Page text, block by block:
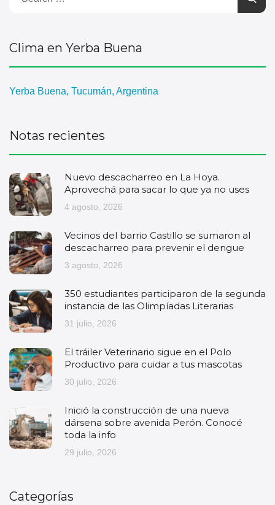
Clima en Yerba Buena
Yerba Buena, Tucumán, Argentina
Notas recientes
Nuevo descacharreo en La Hoya.
Aprovechá para sacar lo que ya no uses
4 agosto, 2026
Vecinos del barrio Castillo se sumaron al
descacharreo para prevenir el dengue
3 agosto, 2026
350 estudiantes participaron de la segunda
instancia de las Olimpíadas Literarias
31 julio, 2026
El tráiler Veterinario sigue en el Polo
Productivo para cuidar a tus mascotas
30 julio, 2026
Inició la construcción de una nueva
dársena sobre avenida Perón. Conocé
toda la info
29 julio, 2026
Categorías